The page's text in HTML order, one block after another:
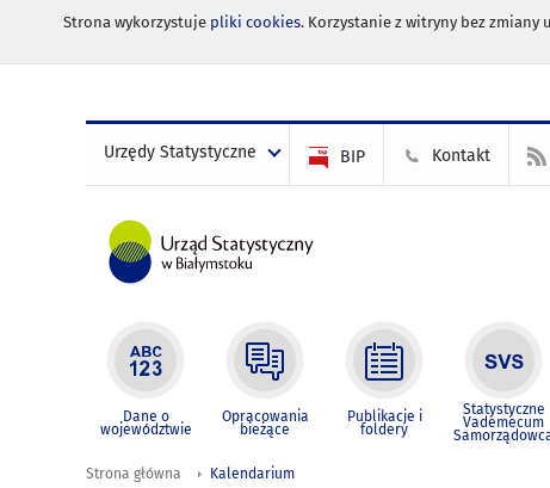
Strona wykorzystuje pliki cookies. Korzystanie z witryny bez zmiany
Urzędy Statystyczne BIP Kontakt
Dane o
województwie
Opracowania
bieżące
Publikacje i
foldery
Statystyczne
Vademecum
Strona główna Kalendarium